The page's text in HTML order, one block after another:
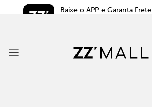
Baixe o APP e Garanta Frete